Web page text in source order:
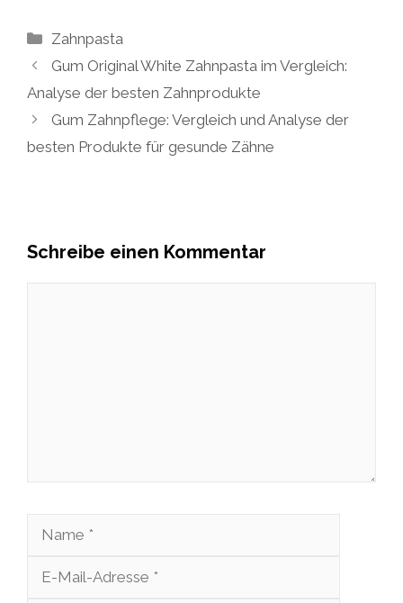
Kategorien
Zahnpasta
Gum Original White Zahnpasta im Vergleich:
Analyse der besten Zahnprodukte
Gum Zahnpflege: Vergleich und Analyse der
besten Produkte für gesunde Zähne
Schreibe einen Kommentar
Name